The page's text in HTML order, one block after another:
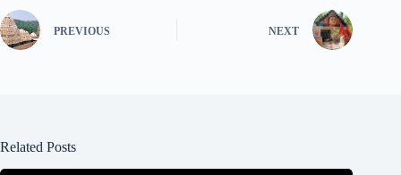
PREVIOUS NEXT
Related Posts